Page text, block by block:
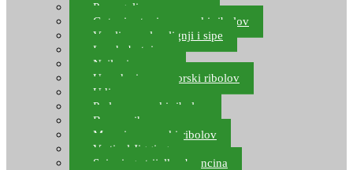
Parangali
Gotovi setovi za morski ribolov
Varalice za lov lignji i sipe
Lov hobotnice
Najloni za more
Upredenice za morski ribolov
Udice za more
Perle za morski ribolov
Brum prihrana za more
Mamci za morski ribolov
Vertical Jigging
Spinning strijelke, brancina